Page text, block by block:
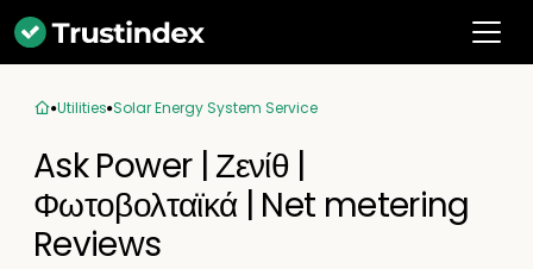
Utilities Solar Energy System Service
Ask Power | Ζενίθ |
Φωτοβολταϊκά | Net metering
Reviews